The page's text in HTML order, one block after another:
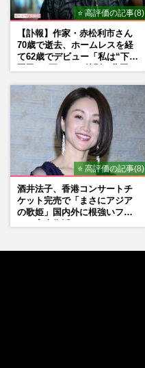
⭐ 高評価の記事(8)
【訃報】作家・赤松利市さん
70歳で逝去、ホームレスを経
て62歳でデビュー「私は“下級
⭐ 高評価の記事(8)
酒井法子、香港コンサートチ
ケット完売で「まさにアジア
の歌姫」国内外に根強いファ